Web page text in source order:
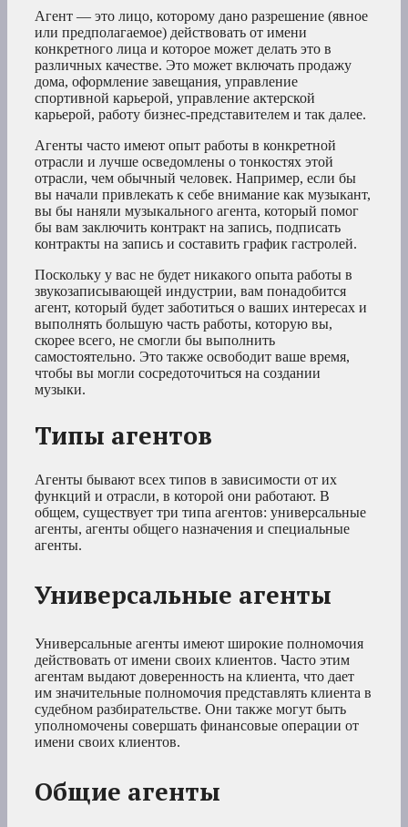
Агент — это лицо, которому дано разрешение (явное
или предполагаемое) действовать от имени
конкретного лица и которое может делать это в
различных качестве. Это может включать продажу
дома, оформление завещания, управление
спортивной карьерой, управление актерской
карьерой, работу бизнес-представителем и так далее.
Агенты часто имеют опыт работы в конкретной
отрасли и лучше осведомлены о тонкостях этой
отрасли, чем обычный человек. Например, если бы
вы начали привлекать к себе внимание как музыкант,
вы бы наняли музыкального агента, который помог
бы вам заключить контракт на запись, подписать
контракты на запись и составить график гастролей.
Поскольку у вас не будет никакого опыта работы в
звукозаписывающей индустрии, вам понадобится
агент, который будет заботиться о ваших интересах и
выполнять большую часть работы, которую вы,
скорее всего, не смогли бы выполнить
самостоятельно. Это также освободит ваше время,
чтобы вы могли сосредоточиться на создании
музыки.
Типы агентов
Агенты бывают всех типов в зависимости от их
функций и отрасли, в которой они работают. В
общем, существует три типа агентов: универсальные
агенты, агенты общего назначения и специальные
агенты.
Универсальные агенты
Универсальные агенты имеют широкие полномочия
действовать от имени своих клиентов. Часто этим
агентам выдают доверенность на клиента, что дает
им значительные полномочия представлять клиента в
судебном разбирательстве. Они также могут быть
уполномочены совершать финансовые операции от
имени своих клиентов.
Общие агенты